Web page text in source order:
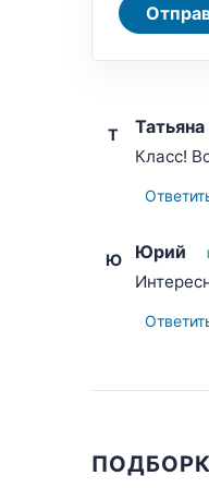
Т Татьяна
Класс!
Ю Юрий